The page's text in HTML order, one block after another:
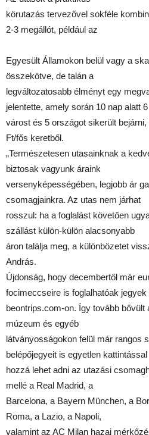
körutazás tervezővel sokféle
2-3 megállót, például az
Egyesült Államokon belül vagy a
összekötve, de talán a
legváltozatosabb élményt egy
jelentette, amely során 10 nap alatt 6
várost és 5 országot sikerült
Ft/fős keretből.
„Természetesen utasainknak a
biztosak vagyunk áraink
versenyképességében, legjobb ár
csomagjainkra. Az utas nem járhat
rosszul: ha a foglalást követően
szállást külön-külön alacsonyabb
áron találja meg, a különbözetet
András.
Újdonság, hogy decembertől már
focimeccseire is foglalhatóak jegyek
beontrips.com-on. Így tovább bővült
múzeum és egyéb
látványosságokon felül már rangos
belépőjegyeit is egyetlen kattintással
hozzá lehet adni az utazási
mellé a Real Madrid, a
Barcelona, a Bayern München, a
Roma, a Lazio, a Napoli,
valamint az AC Milan hazai